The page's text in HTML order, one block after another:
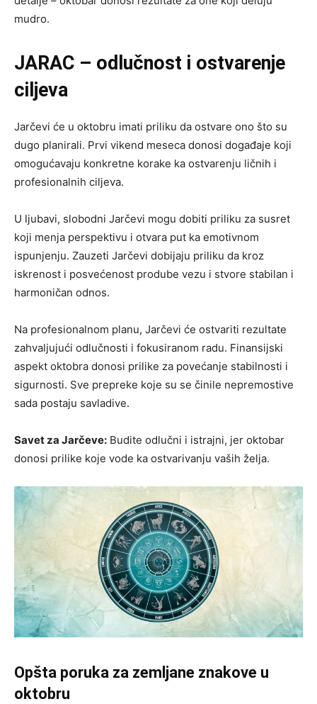
mudro.
JARAC – odlučnost i ostvarenje
ciljeva
Jarčevi će u oktobru imati priliku da ostvare ono što su
dugo planirali. Prvi vikend meseca donosi događaje koji
omogućavaju konkretne korake ka ostvarenju ličnih i
profesionalnih ciljeva.
U ljubavi, slobodni Jarčevi mogu dobiti priliku za susret
koji menja perspektivu i otvara put ka emotivnom
ispunjenju. Zauzeti Jarčevi dobijaju priliku da kroz
iskrenost i posvećenost prodube vezu i stvore stabilan i
harmoničan odnos.
Na profesionalnom planu, Jarčevi će ostvariti rezultate
zahvaljujući odlučnosti i fokusiranom radu. Finansijski
aspekt oktobra donosi prilike za povećanje stabilnosti i
sigurnosti. Sve prepreke koje su se činile nepremostive
sada postaju savladive.
Savet za Jarčeve: Budite odlučni i istrajni, jer oktobar
donosi prilike koje vode ka ostvarivanju vaših želja.
Opšta poruka za zemljane znakove u
oktobru